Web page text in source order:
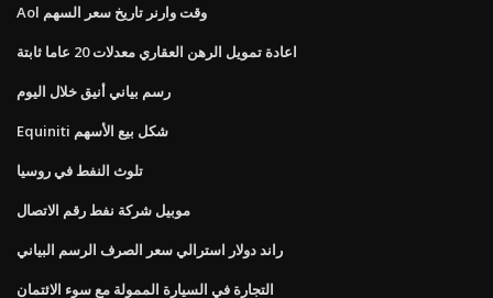
Aol وقت وارنر تاريخ سعر السهم
اعادة تمويل الرهن العقاري معدلات 20 عاما ثابتة
رسم بياني أنيق خلال اليوم
Equiniti شكل بيع الأسهم
تلوث النفط في روسيا
موبيل شركة نفط رقم الاتصال
راند دولار استرالي سعر الصرف الرسم البياني
التجارة في السيارة الممولة مع سوء الائتمان